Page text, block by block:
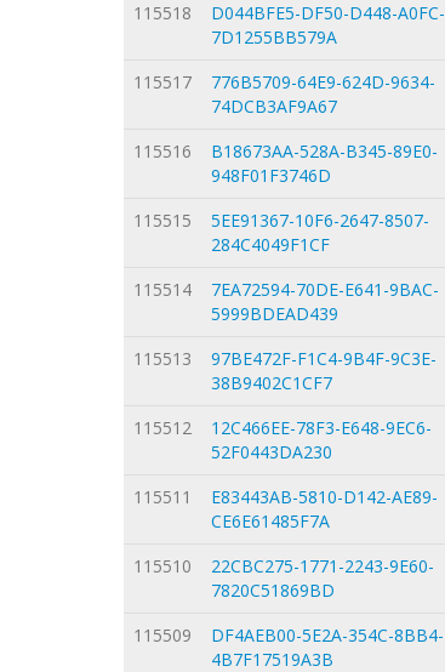
115518
D044BFE5-DF50-D448-A0FC-
7D1255BB579A
115517
776B5709-64E9-624D-9634-
74DCB3AF9A67
115516
B18673AA-528A-B345-89E0-
948F01F3746D
115515
5EE91367-10F6-2647-8507-
284C4049F1CF
115514
7EA72594-70DE-E641-9BAC-
5999BDEAD439
115513
97BE472F-F1C4-9B4F-9C3E-
38B9402C1CF7
115512
12C466EE-78F3-E648-9EC6-
52F0443DA230
115511
E83443AB-5810-D142-AE89-
CE6E61485F7A
115510
22CBC275-1771-2243-9E60-
7820C51869BD
115509
DF4AEB00-5E2A-354C-8BB4-
4B7F17519A3B